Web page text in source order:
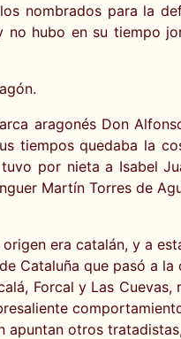
nombrados para la
hubo en su tiempo
aragonés Don
tiempos quedaba la
por nieta a Isabel
Martín Torres de
era catalán, y a
Cataluña que pasó a
Forcal y Las
otros